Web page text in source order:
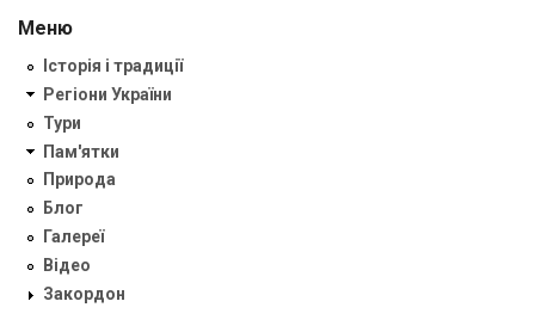
Меню
Історія і традиції
Регіони України
Тури
Пам'ятки
Природа
Блог
Галереї
Відео
Закордон